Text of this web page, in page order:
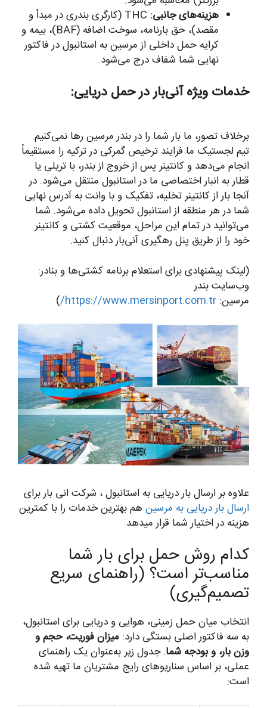
هزینه‌های جانبی:
THC (کارگری بندری در مبدأ و
مقصد)، حق بارنامه، سوخت اضافه (BAF)، بیمه و
کرایه حمل داخلی از مرسین به استانبول در فاکتور
نهایی شما شفاف درج می‌شود.
خدمات ویژه آنی‌بار در حمل دریایی:
برخلاف تصور، ما بار شما را در بندر مرسین رها نمی‌کنیم.
تیم لجستیک ما فرایند ترخیص گمرکی در ترکیه را مستقیماً
انجام می‌دهد و کانتینر پس از خروج از بندر، با تریلی یا
قطار به انبار اختصاصی ما در استانبول منتقل می‌شود. در
آنجا بار از کانتینر تخلیه، تفکیک و با وانت به آدرس نهایی
شما در هر منطقه از استانبول تحویل داده می‌شود. شما
می‌توانید در تمام این مراحل، موقعیت کشتی و کانتینر
خود را از طریق پنل رهگیری آنی‌بار دنبال کنید.
(لینک پیشنهادی برای استعلام برنامه کشتی‌ها و بنادر:
وب‌سایت بندر
مرسین: https://www.mersinport.com.tr/
)
علاوه بر ارسال بار دریایی به استانبول ، شرکت انی بار برای
ارسال بار دریایی به مرسین هم بهترین خدمات را با کمترین
هزینه در اختیار شما قرار میدهد.
کدام روش حمل برای بار شما
مناسب‌تر است؟ (راهنمای سریع
تصمیم‌گیری)
انتخاب میان حمل زمینی، هوایی و دریایی برای استانبول،
به سه فاکتور اصلی بستگی دارد: میزان فوریت، حجم و
وزن بار، و بودجه شما. جدول زیر به‌عنوان یک راهنمای
عملی، بر اساس سناریوهای رایج مشتریان ما تهیه شده
است: